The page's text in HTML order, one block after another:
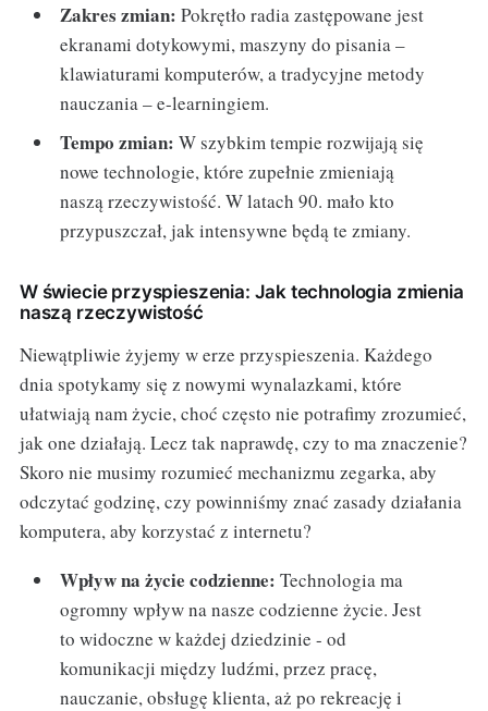
Zakres zmian: Pokrętło radia zastępowane jest
ekranami dotykowymi, maszyny do pisania –
klawiaturami komputerów, a tradycyjne metody
nauczania – e-learningiem.
Tempo zmian: W szybkim tempie rozwijają się
nowe technologie, które zupełnie zmieniają
naszą rzeczywistość. W latach 90. mało kto
przypuszczał, jak intensywne będą te zmiany.
W świecie przyspieszenia: Jak technologia zmienia
naszą rzeczywistość
Niewątpliwie żyjemy w erze przyspieszenia. Każdego
dnia spotykamy się z nowymi wynalazkami, które
ułatwiają nam życie, choć często nie potrafimy zrozumieć,
jak one działają. Lecz tak naprawdę, czy to ma znaczenie?
Skoro nie musimy rozumieć mechanizmu zegarka, aby
odczytać godzinę, czy powinniśmy znać zasady działania
komputera, aby korzystać z internetu?
Wpływ na życie codzienne: Technologia ma
ogromny wpływ na nasze codzienne życie. Jest
to widoczne w każdej dziedzinie - od
komunikacji między ludźmi, przez pracę,
nauczanie, obsługę klienta, aż po rekreację i